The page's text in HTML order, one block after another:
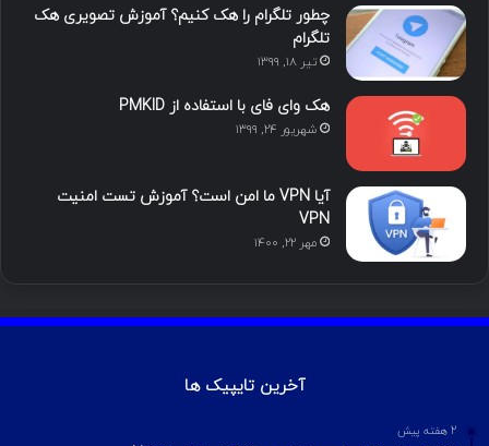
ا
چطور تلگرام را هک کنیم؟ آموزش تصویری هک
تلگرام
تیر ۱۸, ۱۳۹۹
هک وای فای با استفاده از PMKID
شهریور ۲۴, ۱۳۹۹
آیا VPN ما امن است؟ آموزش تست امنیت
VPN
مهر ۲۲, ۱۴۰۰
آخرین تایپیک ها
2 هفته پیش